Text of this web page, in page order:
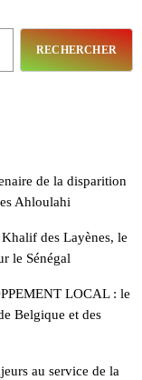
RECHERCHER
de la disparition
Ahloulahi
des Layènes, le
le Sénégal
LOCAL : le
Belgique et des
au service de la